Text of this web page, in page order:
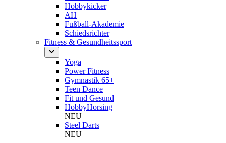
Hobbykicker
AH
Fußball-Akademie
Schiedsrichter
Fitness & Gesundheitssport
Yoga
Power Fitness
Gymnastik 65+
Teen Dance
Fit und Gesund
HobbyHorsing
NEU
Steel Darts
NEU